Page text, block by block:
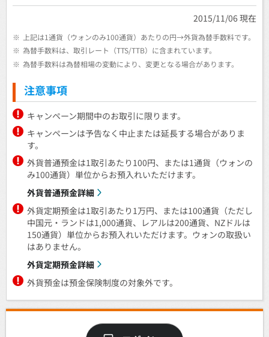
2015/11/06 現在
※
上記は1通貨（ウォンのみ100通貨）あたりの円→外貨為替手数料です。
※ 為替手数料は、取引レート（TTS/TTB）に含まれています。
※ 為替手数料は為替相場の変動により、変更となる場合があります。
注意事項
キャンペーン期間中のお取引に限ります。
キャンペーンは予告なく中止または延長する場合がありま
す。
外貨普通預金は1取引あたり100円、または1通貨（ウォンの
み100通貨）単位からお預入れいただけます。
外貨普通預金詳細
外貨定期預金は1取引あたり1万円、または100通貨（ただし
中国元・ランドは1,000通貨、レアルは200通貨、NZドルは
150通貨）単位からお預入れいただけます。ウォンの取扱い
はありません。
外貨定期預金詳細
外貨預金は預金保険制度の対象外です。